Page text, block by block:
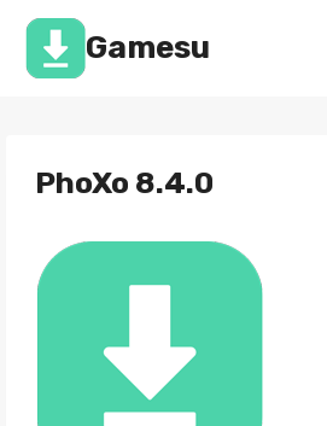
Перейти
содержимомуGamesu
PhoXo 8.4.0